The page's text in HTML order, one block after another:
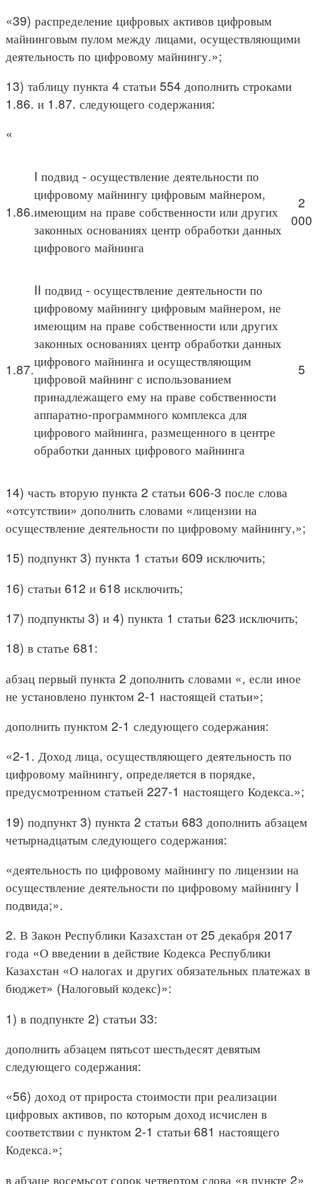
«39) распределение цифровых активов цифровым
майнинговым пулом между лицами, осуществляющими
деятельность по цифровому майнингу.»;
13) таблицу пункта 4 статьи 554 дополнить строками
1.86. и 1.87. следующего содержания:
«
1.86.
I подвид - осуществление деятельности по
цифровому майнингу цифровым майнером,
имеющим на праве собственности или других
законных основаниях центр обработки данных
цифрового майнинга
2
000
1.87.
II подвид - осуществление деятельности по
цифровому майнингу цифровым майнером, не
имеющим на праве собственности или других
законных основаниях центр обработки данных
цифрового майнинга и осуществляющим
цифровой майнинг с использованием
принадлежащего ему на праве собственности
аппаратно-программного комплекса для
цифрового майнинга, размещенного в центре
обработки данных цифрового майнинга
5
14) часть вторую пункта 2 статьи 606-3 после слова
«отсутствии» дополнить словами «лицензии на
осуществление деятельности по цифровому майнингу,»;
15) подпункт 3) пункта 1 статьи 609 исключить;
16) статьи 612 и 618 исключить;
17) подпункты 3) и 4) пункта 1 статьи 623 исключить;
18) в статье 681:
абзац первый пункта 2 дополнить словами «, если иное
не установлено пунктом 2-1 настоящей статьи»;
дополнить пунктом 2-1 следующего содержания:
«2-1. Доход лица, осуществляющего деятельность по
цифровому майнингу, определяется в порядке,
предусмотренном статьей 227-1 настоящего Кодекса.»;
19) подпункт 3) пункта 2 статьи 683 дополнить абзацем
четырнадцатым следующего содержания:
«деятельность по цифровому майнингу по лицензии на
осуществление деятельности по цифровому майнингу I
подвида;».
2. В Закон Республики Казахстан от 25 декабря 2017
года «О введении в действие Кодекса Республики
Казахстан «О налогах и других обязательных платежах в
бюджет» (Налоговый кодекс)»:
1) в подпункте 2) статьи 33:
дополнить абзацем пятьсот шестьдесят девятым
следующего содержания:
«56) доход от прироста стоимости при реализации
цифровых активов, по которым доход исчислен в
соответствии с пунктом 2-1 статьи 681 настоящего
Кодекса.»;
в абзаце восемьсот сорок четвертом слова «в пункте 2»